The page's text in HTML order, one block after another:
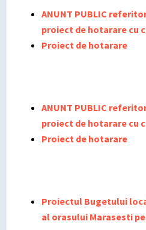
ANUNT PUBLIC
proiect de hotarare cu
Proiect de hotarare
ANUNT PUBLIC
proiect de hotarare cu
Proiect de hotarare
Proiectul Bugetului
al orasului Marasesti pe